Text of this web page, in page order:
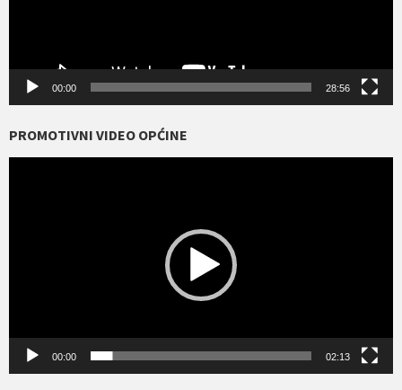
00:00
PROMOTIVNI VIDEO OPĆINE
Reproduktor